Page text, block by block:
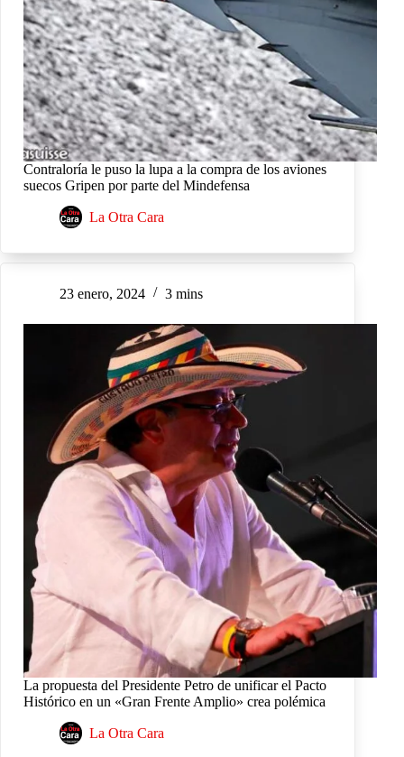
Contraloría le puso la lupa a la compra de los aviones
suecos Gripen por parte del Mindefensa
La Otra Cara
23 enero, 2024 3 mins
La propuesta del Presidente Petro de unificar el Pacto
Histórico en un «Gran Frente Amplio» crea polémica
La Otra Cara